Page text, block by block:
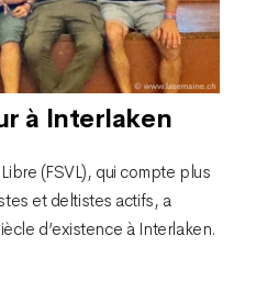
à Interlaken
(FSVL), qui compte plus
et deltistes actifs, a
d’existence à Interlaken.